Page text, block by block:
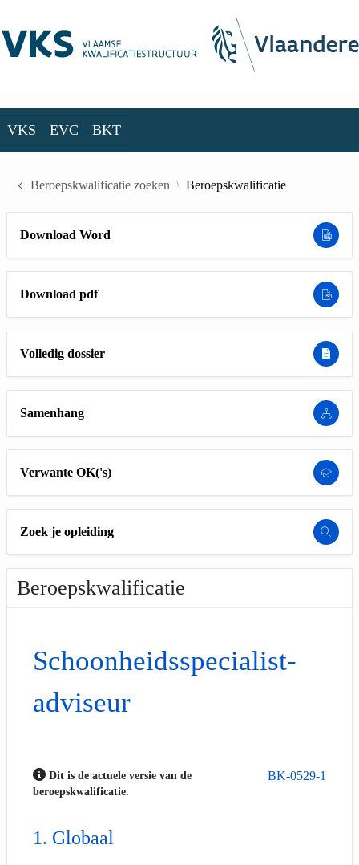
VKS EVC BKT
Beroepskwalificatie zoeken Beroepskwalificatie
Download Word
Download pdf
Volledig dossier
Samenhang
Verwante OK('s)
Zoek je opleiding
Beroepskwalificatie
Schoonheidsspecialist-
adviseur
BK-0529-1
Dit is de actuele versie van de
beroepskwalificatie.
Globaal